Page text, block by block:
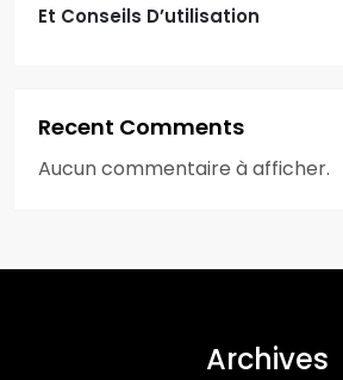
Et Conseils D’utilisation
Recent Comments
Aucun commentaire à afficher.
Archives